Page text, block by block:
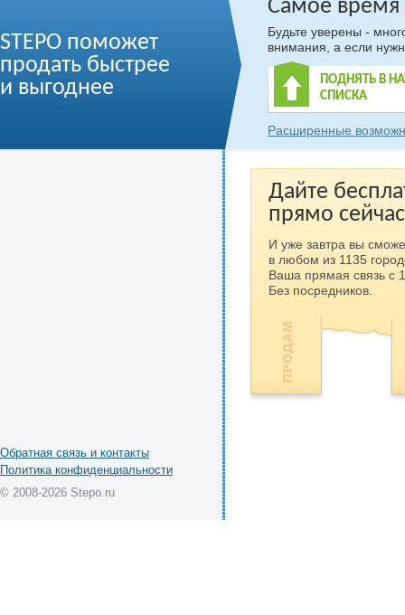
STEPO поможет
продать быстрее
и выгоднее
Самое время
Будьте уверены -
внимания, а если
ПОДНЯТЬ В
СПИСКА
Расширенные
Дайте
прямо
И уже завтра вы
в любом из 1135
Ваша прямая связь с
Без посредников.
Обратная связь и контакты
Политика конфиденциальности
© 2008-2026 Stepo.ru